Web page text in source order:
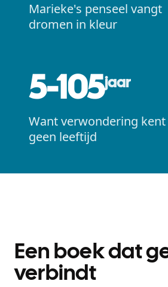
Marieke's penseel vangt
dromen in kleur
5-105jaar
Want verwondering kent
geen leeftijd
Een boek dat
verbindt